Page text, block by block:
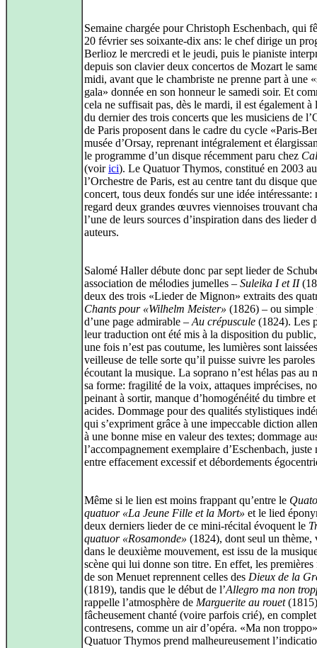
Semaine chargée pour Christoph Eschenbach, qui
20 février ses soixante-dix ans: le chef dirige un
Berlioz le mercredi et le jeudi, puis le pianiste
depuis son clavier deux concertos de Mozart le
midi, avant que le chambriste ne prenne part à une
gala» donnée en son honneur le samedi soir. Et
cela ne suffisait pas, dès le mardi, il est également à
du dernier des trois concerts que les musiciens de
de Paris proposent dans le cadre du cycle «Paris-
musée d’Orsay, reprenant intégralement et
le programme d’un disque récemment paru chez
(voirici). Le Quatuor Thymos, constitué en 2003
l’Orchestre de Paris, est au centre tant du disque
concert, tous deux fondés sur une idée intéressante:
regard deux grandes œuvres viennoises trouvant
l’une de leurs sources d’inspiration dans des lieder
auteurs.
Salomé Haller débute donc par sept lieder de
association de mélodies jumelles – Suleika I et II
deux des trois «Lieder de Mignon» extraits des
Chants pour «Wilhelm Meister» (1826) – ou simple
d’une page admirable – Au crépuscule (1824). Les
leur traduction ont été mis à la disposition du
une fois n’est pas coutume, les lumières sont
veilleuse de telle sorte qu’il puisse suivre les
écoutant la musique. La soprano n’est hélas pas au
sa forme: fragilité de la voix, attaques imprécises,
peinant à sortir, manque d’homogénéité du timbre
acides. Dommage pour des qualités stylistiques
qui s’expriment grâce à une impeccable diction
à une bonne mise en valeur des textes; dommage
l’accompagnement exemplaire d’Eschenbach, juste
entre effacement excessif et débordements
Même si le lien est moins frappant qu’entre le
quatuor «La Jeune Fille et la Mort» et le lied
deux derniers lieder de ce mini-récital évoquent le
quatuor «Rosamonde» (1824), dont seul un thème,
dans le deuxième mouvement, est issu de la
scène qui lui donne son titre. En effet, les premières
de son Menuet reprennent celles des Dieux de la
(1819), tandis que le début de l’Allegro ma non
rappelle l’atmosphère de Marguerite au rouet
fâcheusement chanté (voire parfois crié), en complet
contresens, comme un air d’opéra. «Ma non
Quatuor Thymos prend malheureusement